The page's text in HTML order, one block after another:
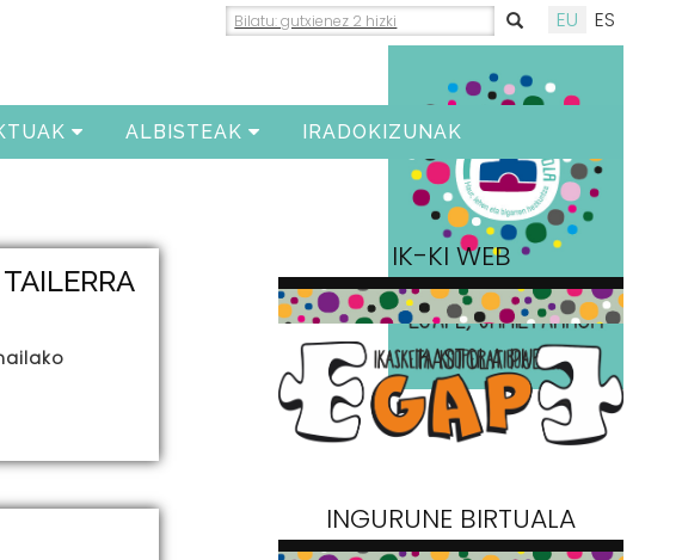
EU ES
ALBISTEAK IRADOKIZUNAK
IK-KI WEB
INGURUNE BIRTUALA